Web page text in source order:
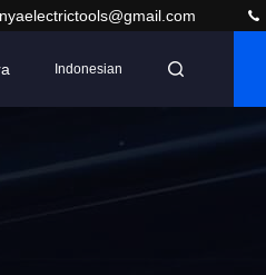
Indonesian